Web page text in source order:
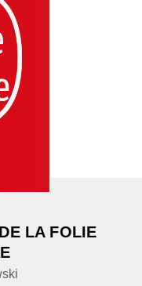
LA FOLIE